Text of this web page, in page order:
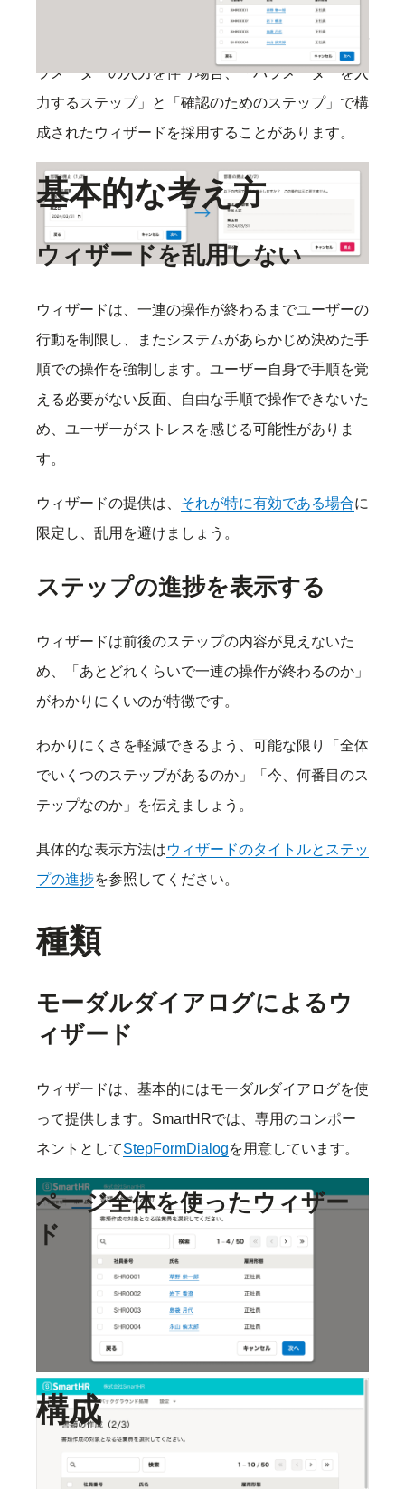
は実行前に確認のダイア
ログを表示しますが、この際にあわせて何らかのパ
ラメーターの入力を伴う場合、「パラメーターを入
力するステップ」と「確認のためのステップ」で構
成されたウィザードを採用することがあります。
基本的な考え方
ウィザードを乱用しない
ウィザードは、一連の操作が終わるまでユーザーの
行動を制限し、またシステムがあらかじめ決めた手
順での操作を強制します。ユーザー自身で手順を覚
える必要がない反面、自由な手順で操作できないた
め、ユーザーがストレスを感じる可能性がありま
す。
ウィザードの提供は、 それが特に有効である場合に
限定し、乱用を避けましょう。
ステップの進捗を表示する
ウィザードは前後のステップの内容が見えないた
め、「あとどれくらいで一連の操作が終わるのか」
がわかりにくいのが特徴です。
わかりにくさを軽減できるよう、可能な限り「全体
でいくつのステップがあるのか」「今、何番目のス
テップなのか」を伝えましょう。
具体的な表示方法はウィザードのタイトルとステッ
プの進捗を参照してください。
種類
モーダルダイアログによるウ
ィザード
ウィザードは、基本的にはモーダルダイアログを使
って提供します。SmartHRでは、専用のコンポー
ネントとしてStepFormDialogを用意しています。
ページ全体を使ったウィザー
ド
モーダルなUI
と同様に、表示したい情報が多い
FloatAreaを使ってページ全体をウィザ
ードにします。
構成
ウィザードは以下の要素で構成されています。